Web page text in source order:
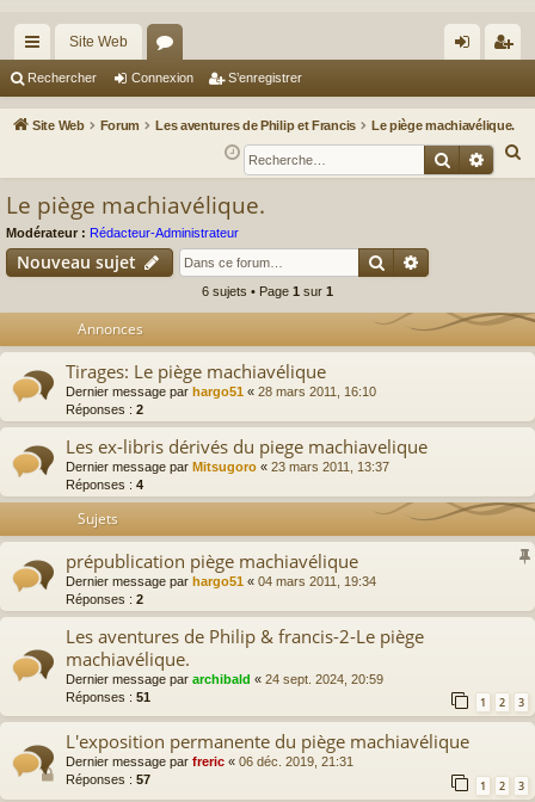
cc
ès
de
Site Web
or
u ne
xi
nr
eg
Rechercher Connexion S’enregistrer
Site Web Forum Les aventures de Philip et Francis
Le piège machiavélique.
e
Le piège machiavélique.
Modérateur : Rédacteur-Administrateur
Nouveau sujet Rechercher
6 sujets • Page 1 sur 1
Annonces
Tirages: Le piège machiavélique
Dernier message par hargo51 « 28 mars 2011, 16:10
Réponses : 2
Les ex-libris dérivés du piege machiavelique
Dernier message par Mitsugoro « 23 mars 2011, 13:37
Réponses : 4
Sujets
prépublication piège machiavélique
Dernier message par hargo51 « 04 mars 2011, 19:34
Réponses : 2
Les aventures de Philip & francis-2-Le piège
machiavélique.
Dernier message par archibald « 24 sept. 2024, 20:59
Réponses : 51 1 2 3
L'exposition permanente du piège machiavélique
Dernier message par freric « 06 déc. 2019, 21:31
Réponses : 57 1 2 3